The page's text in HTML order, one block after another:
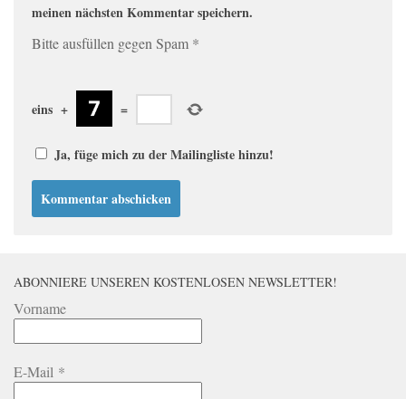
meinen nächsten Kommentar speichern.
Bitte ausfüllen gegen Spam *
eins + =
Ja, füge mich zu der Mailingliste hinzu!
ABONNIERE UNSEREN KOSTENLOSEN NEWSLETTER!
Vorname
E-Mail *